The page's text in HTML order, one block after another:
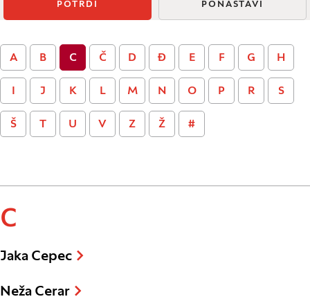
POTRDI PONASTAVI
A B C Č D Đ E F G H
J K L M N O P R S
Š T U V Z Ž #
C
Jaka Cepec
Neža Cerar